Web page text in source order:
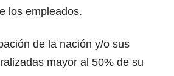
los empleados.
de la nación y/o sus
mayor al 50% de su